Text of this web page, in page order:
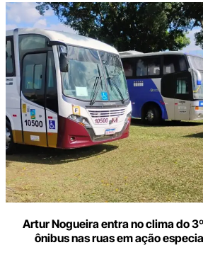
Artur Nogueira entra no clima do
ônibus nas ruas em ação